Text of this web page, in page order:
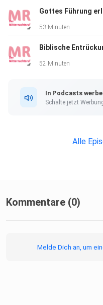
Gottes Führung
53 Minuten
52 Minuten
In Podcasts
Schalte jetzt
Alle
Kommentare (0)
Melde Dich an, um